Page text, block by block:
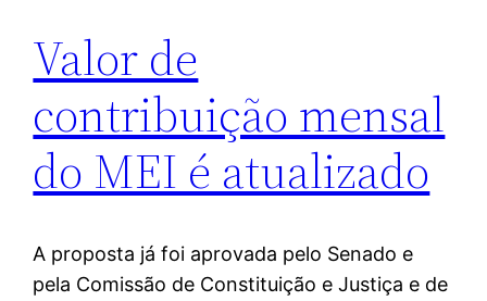
Valor de
contribuição mensal
do MEI é atualizado
A proposta já foi aprovada pelo Senado e
pela Comissão de Constituição e Justiça e de